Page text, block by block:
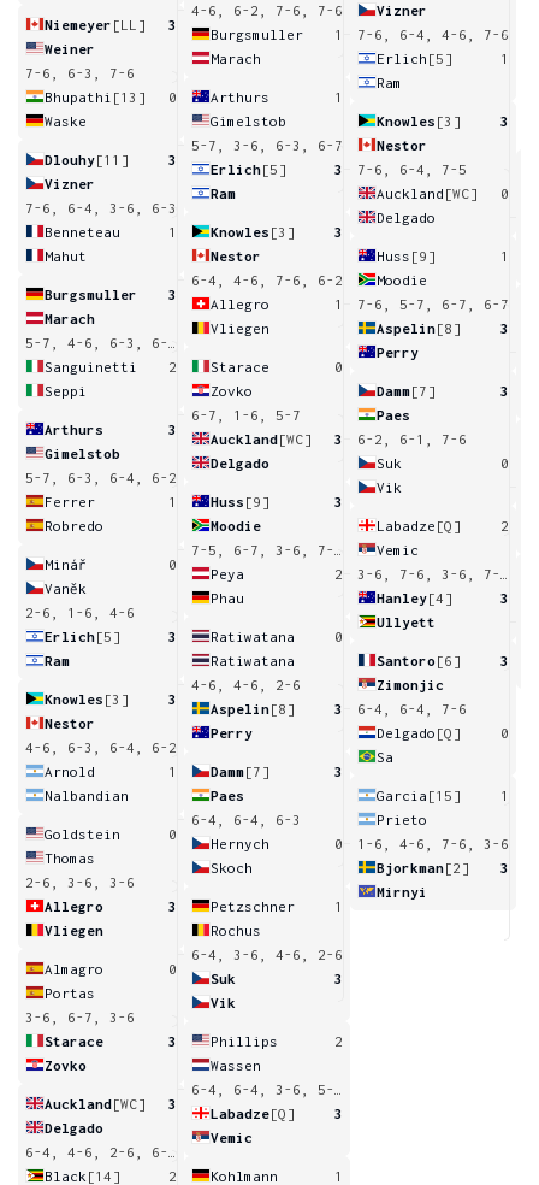
Niemeyer [LL]
3
Weiner
7-6, 6-3, 7-6
Bhupathi [13]
0
Waske
Dlouhy[11]
3
Vizner
7-6, 6-4, 3-6, 6-3
Benneteau
1
Mahut
Burgsmuller
3
Marach
Sanguinetti
2
Seppi
Arthurs
3
Gimelstob
5-7, 6-3, 6-4, 6-2
Ferrer
1
Robredo
Minář
0
Vaněk
2-6, 1-6, 4-6
Erlich[5]
3
Ram
Knowles [3]
3
Nestor
4-6, 6-3, 6-4, 6-2
Arnold
1
Nalbandian
Goldstein
0
Thomas
2-6, 3-6, 3-6
Allegro
3
Vliegen
Almagro
0
Portas
3-6, 6-7, 3-6
Starace
3
Zovko
Auckland[WC]
3
Delgado
Black [14]
2
4-6, 6-2, 7-6, 7-6
Burgsmuller
1
Marach
Arthurs
1
Gimelstob
5-7, 3-6, 6-3, 6-7
Erlich[5]
3
Ram
Knowles [3]
3
Nestor
6-4, 4-6, 7-6, 6-2
Allegro
1
Vliegen
Starace
0
Zovko
6-7, 1-6, 5-7
Auckland[WC]
3
Delgado
Huss [9]
3
Moodie
Peya
2
Phau
Ratiwatana
0
Ratiwatana
4-6, 4-6, 2-6
Aspelin[8]
3
Perry
Damm[7]
3
Paes
6-4, 6-4, 6-3
Hernych
0
Skoch
Petzschner
1
Rochus
6-4, 3-6, 4-6, 2-6
Suk
3
Vik
Phillips
2
Wassen
Labadze[Q]
3
Vemic
Kohlmann
1
Vizner
7-6, 6-4, 4-6, 7-6
Erlich [5]
1
Ram
Knowles [3]
3
Nestor
7-6, 6-4, 7-5
Auckland [WC]
0
Delgado
Huss [9]
1
Moodie
7-6, 5-7, 6-7, 6-7
Aspelin[8]
3
Perry
Damm[7]
3
Paes
6-2, 6-1, 7-6
Suk
0
Vik
Labadze [Q]
2
Vemic
Hanley[4]
3
Ullyett
Santoro [6]
3
Zimonjic
6-4, 6-4, 7-6
Delgado [Q]
0
Sa
Garcia [15]
1
Prieto
1-6, 4-6, 7-6, 3-6
Bjorkman[2]
3
Mirnyi